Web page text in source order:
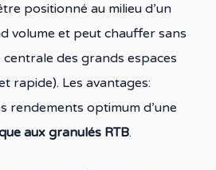
positionné au milieu d’un
volume et peut chauffer sans
des grands espaces
rapide). Les avantages:
rendements optimum d’une
aux granulés RTB.